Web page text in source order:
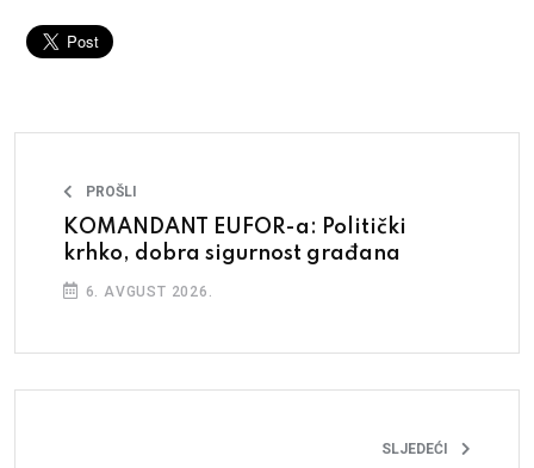
PROŠLI
KOMANDANT EUFOR-a: Politički
krhko, dobra sigurnost građana
6. AVGUST 2026.
SLJEDEĆI